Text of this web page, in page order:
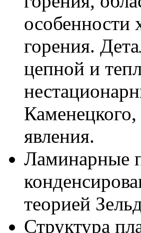
особенности
горения.
цепной и
явления.
Ламинарные
теорией
Структура